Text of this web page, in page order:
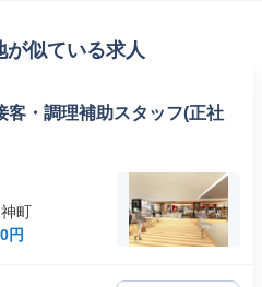
が似ている求人
客・調理補助スタッフ(正社
町
円